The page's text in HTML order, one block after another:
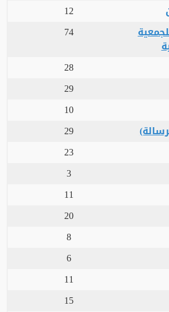
12
74
28
29
10
29
23
3
11
20
8
6
11
15